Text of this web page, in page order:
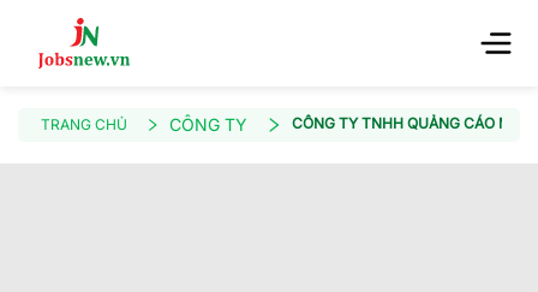
TRANG CHỦ CÔNG TY CÔNG TY TNHH QUẢNG CÁO